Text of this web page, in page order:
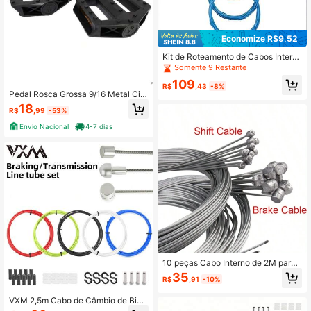
e de Cabo de Conversor de Mudan
ça de Marcha
Pedal Rosca Grossa 9/16 Metal Cicl
o Cor Preto para Bikes aro 20 ao 29
R$18 ,99 -53%
Envio Nacional
4-7 dias
VXM 2,5m Cabo de Câmbio de Bici
Economize R$9,52
Kit de Roteamento de Cabos Intern
os IR-1.3 para Quadros e Compone
ntes de Bicicleta
Somente 9 Restante
R$109 ,43 -8%
10 peças Cabo Interno de 2M para
Freio, Câmbio e Velocidade de Bicic
leta MTB, Fixo, Conjunto de Cabos
R$35 ,91 -10%